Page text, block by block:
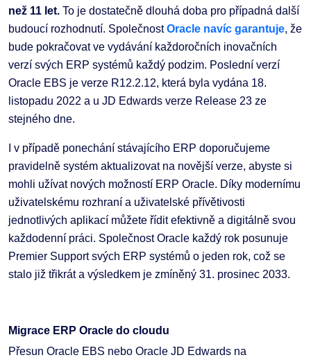
než 11 let. To je dostatečně dlouhá doba pro případná další
budoucí rozhodnutí. SpolečnostOracle navíc garantuje, že
bude pokračovat ve vydávání každoročních inovačních
verzí svých ERP systémů každý podzim. Poslední verzí
Oracle EBS je verze R12.2.12, která byla vydána 18.
listopadu 2022 a u JD Edwards verze Release 23 ze
stejného dne.
I v případě ponechání stávajícího ERP doporučujeme
pravidelně systém aktualizovat na novější verze, abyste si
mohli užívat nových možností ERP Oracle. Díky modernímu
uživatelskému rozhraní a uživatelské přívětivosti
jednotlivých aplikací můžete řídit efektivně a digitálně svou
každodenní práci. Společnost Oracle každý rok posunuje
Premier Support svých ERP systémů o jeden rok, což se
stalo již třikrát a výsledkem je zmíněný 31. prosinec 2033.
Migrace ERP Oracle do cloudu
Přesun Oracle EBS nebo Oracle JD Edwards na